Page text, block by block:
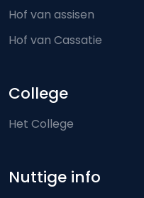
Hof van assisen
Hof van Cassatie
College
Het College
Nuttige info